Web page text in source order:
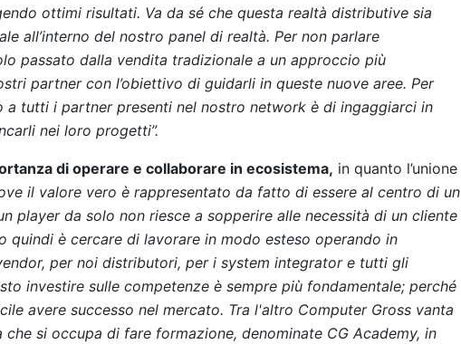
ottimi risultati. Va da sé che questa realtà distributive sia
all’interno del nostro panel di realtà. Per non parlare
passato dalla vendita tradizionale a un approccio più
partner con l’obiettivo di guidarli in queste nuove aree. Per
a tutti i partner presenti nel nostro network è di ingaggiarci in
nei loro progetti”.
di operare e collaborare in ecosistema, in quanto l’unione
il valore vero è rappresentato da fatto di essere al centro di un
player da solo non riesce a sopperire alle necessità di un cliente
quindi è cercare di lavorare in modo esteso operando in
per noi distributori, per i system integrator e tutti gli
investire sulle competenze è sempre più fondamentale; perché
avere successo nel mercato. Tra l'altro Computer Gross vanta
si occupa di fare formazione, denominate CG Academy, in